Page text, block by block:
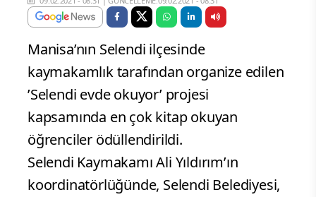
Manisa’nın Selendi ilçesinde
kaymakamlık tarafından organize edilen
’Selendi evde okuyor’ projesi
kapsamında en çok kitap okuyan
öğrenciler ödüllendirildi.
Selendi Kaymakamı Ali Yıldırım’ın
koordinatörlüğünde, Selendi Belediyesi,